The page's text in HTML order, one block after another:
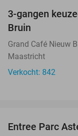
3-gangen
Bruin
Grand Café Nieuw
Maastricht
Verkocht: 842
Entree Parc